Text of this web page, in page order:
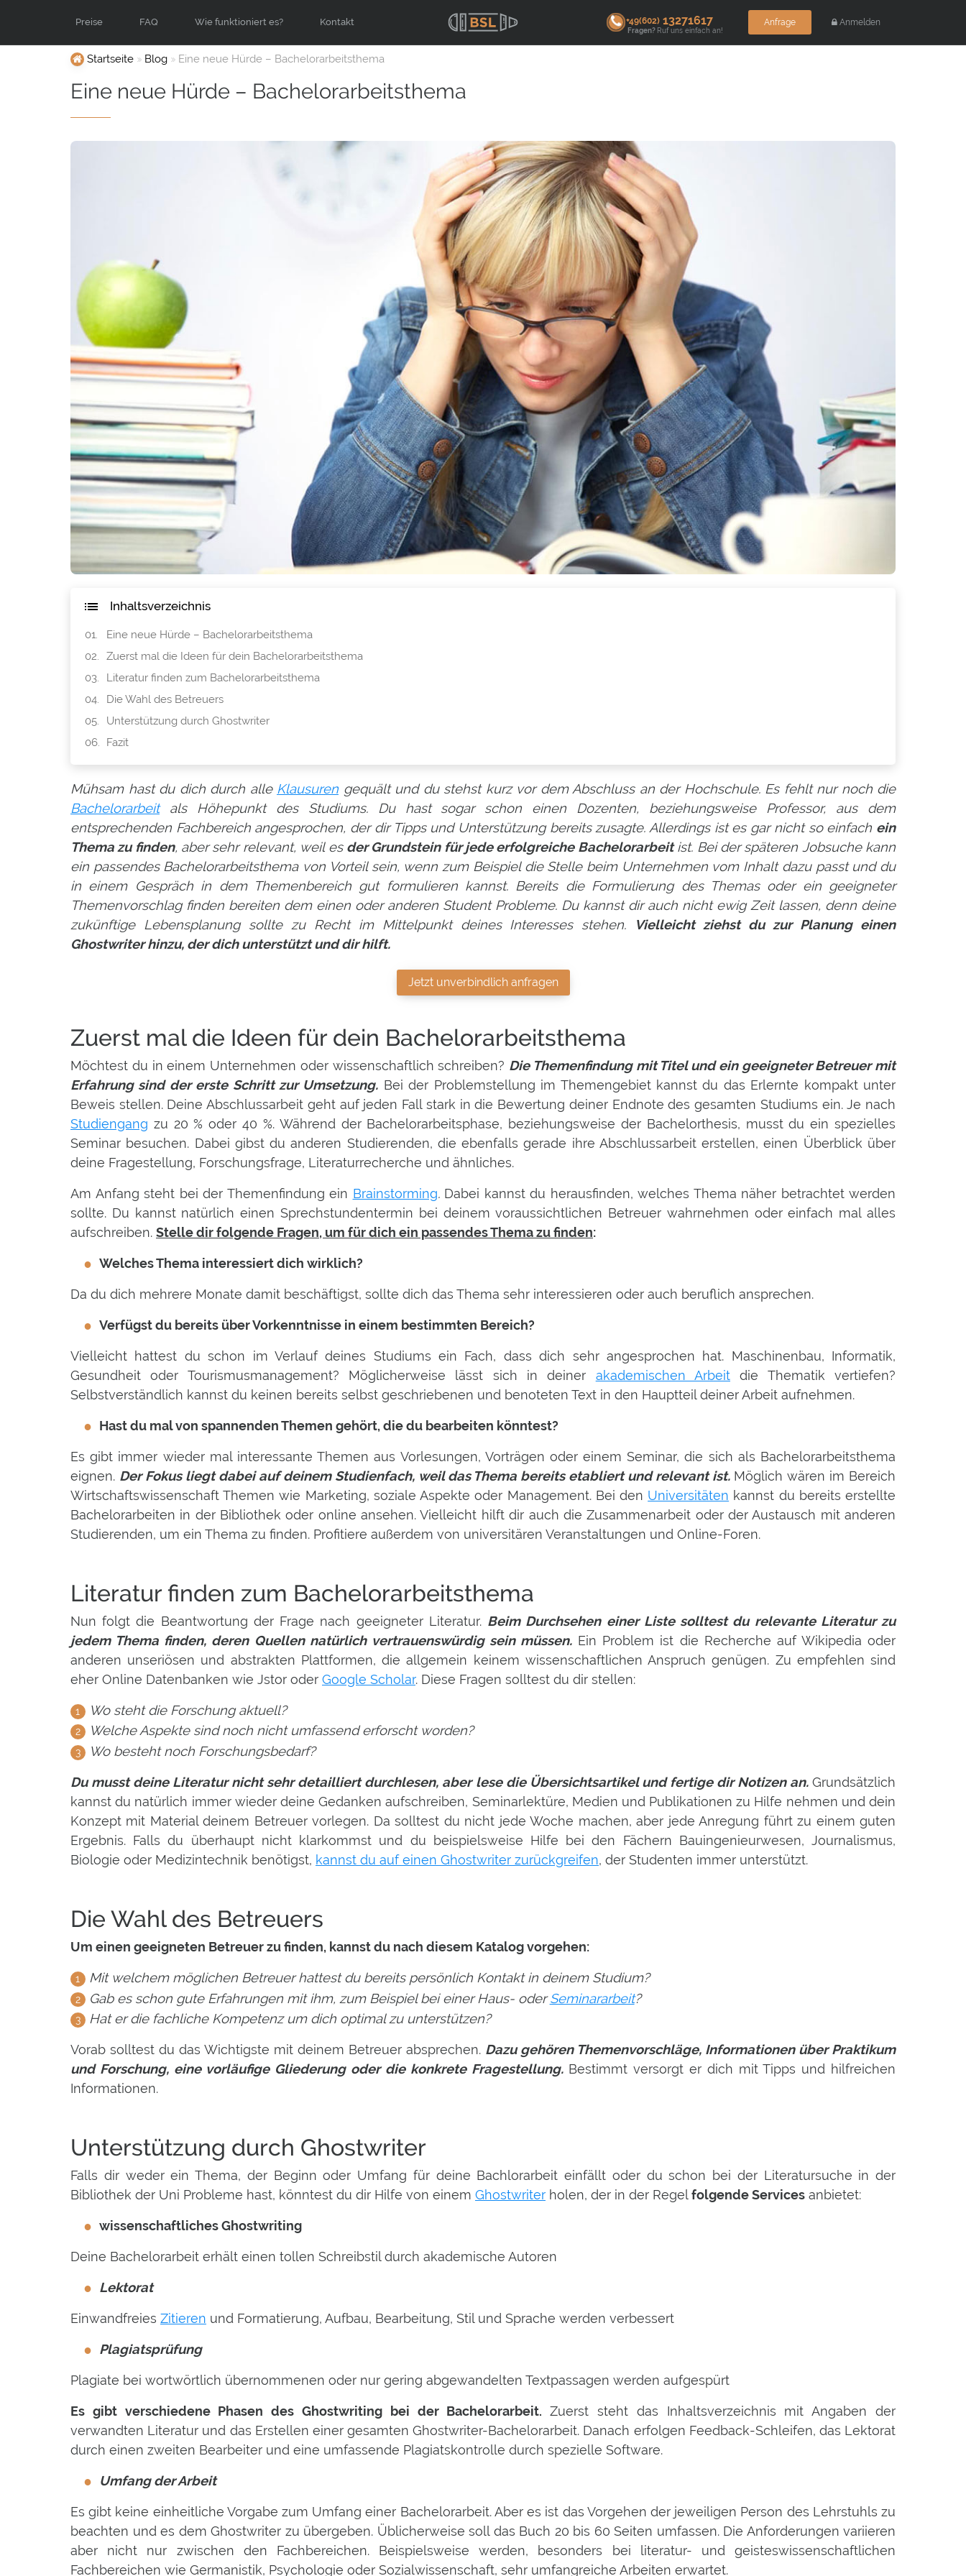
Preise FAQ Wie funktioniert es? Kontakt +49(602) 13271617
Fragen? Ruf uns einfach an!
Anfrage Anmelden
Startseite Blog Eine neue Hürde – Bachelorarbeitsthema
Eine neue Hürde – Bachelorarbeitsthema
Inhaltsverzeichnis
Eine neue Hürde – Bachelorarbeitsthema
Zuerst mal die Ideen für dein Bachelorarbeitsthema
Literatur finden zum Bachelorarbeitsthema
Die Wahl des Betreuers
Unterstützung durch Ghostwriter
Fazit
Mühsam hast du dich durch alle Klausuren gequält und du stehst kurz vor dem Abschluss an der Hochschule. Es fehlt nur noch die
Bachelorarbeitals Höhepunkt des Studiums. Du hast sogar schon einen Dozenten, beziehungsweise Professor, aus dem
entsprechenden Fachbereich angesprochen, der dir Tipps und Unterstützung bereits zusagte. Allerdings ist es gar nicht so einfach ein
Thema zu finden, aber sehr relevant, weil es der Grundstein für jede erfolgreiche Bachelorarbeitist. Bei der späteren Jobsuche kann
ein passendes Bachelorarbeitsthema von Vorteil sein, wenn zum Beispiel die Stelle beim Unternehmen vom Inhalt dazu passt und du
in einem Gespräch in dem Themenbereich gut formulieren kannst. Bereits die Formulierung des Themas oder ein geeigneter
Themenvorschlag finden bereiten dem einen oder anderen Student Probleme. Du kannst dir auch nicht ewig Zeit lassen, denn deine
zukünftige Lebensplanung sollte zu Recht im Mittelpunkt deines Interesses stehen.
Vielleicht ziehst du zur Planung einen
Ghostwriter hinzu, der dich unterstützt und dir hilft.
Jetzt unverbindlich anfragen
Zuerst mal die Ideen für dein Bachelorarbeitsthema
Möchtest du in einem Unternehmen oder wissenschaftlich schreiben? Die Themenfindung mit Titel und ein geeigneter Betreuer mit
Erfahrung sind der erste Schritt zur Umsetzung. Bei der Problemstellung im Themengebiet kannst du das Erlernte kompakt unter
Beweis stellen. Deine Abschlussarbeit geht auf jeden Fall stark in die Bewertung deiner Endnote des gesamten Studiums ein. Je nach
Studiengang zu 20 % oder 40 %. Während der Bachelorarbeitsphase, beziehungsweise der Bachelorthesis, musst du ein spezielles
Seminar besuchen. Dabei gibst du anderen Studierenden, die ebenfalls gerade ihre Abschlussarbeit erstellen, einen Überblick über
deine Fragestellung, Forschungsfrage, Literaturrecherche und ähnliches.
Am Anfang steht bei der Themenfindung ein Brainstorming.Dabei kannst du herausfinden, welches Thema näher betrachtet werden
sollte. Du kannst natürlich einen Sprechstundentermin bei deinem voraussichtlichen Betreuer wahrnehmen oder einfach mal alles
aufschreiben. Stelle dir folgende Fragen, um für dich ein passendes Thema zu finden:
Welches Thema interessiert dich wirklich?
Da du dich mehrere Monate damit beschäftigst, sollte dich das Thema sehr interessieren oder auch beruflich ansprechen.
Verfügst du bereits über Vorkenntnisse in einem bestimmten Bereich?
Vielleicht hattest du schon im Verlauf deines Studiums ein Fach, dass dich sehr angesprochen hat. Maschinenbau, Informatik,
Gesundheit oder Tourismusmanagement? Möglicherweise lässt sich in deiner akademischen Arbeit die Thematik vertiefen?
Selbstverständlich kannst du keinen bereits selbst geschriebenen und benoteten Text in den Hauptteil deiner Arbeit aufnehmen.
Hast du mal von spannenden Themen gehört, die du bearbeiten könntest?
Es gibt immer wieder mal interessante Themen aus Vorlesungen, Vorträgen oder einem Seminar, die sich als Bachelorarbeitsthema
eignen. Der Fokus liegt dabei auf deinem Studienfach, weil das Thema bereits etabliert und relevant ist. Möglich wären im Bereich
Wirtschaftswissenschaft Themen wie Marketing, soziale Aspekte oder Management. Bei den Universitäten kannst du bereits erstellte
Bachelorarbeiten in der Bibliothek oder online ansehen. Vielleicht hilft dir auch die Zusammenarbeit oder der Austausch mit anderen
Studierenden, um ein Thema zu finden. Profitiere außerdem von universitären Veranstaltungen und Online-Foren.
Literatur finden zum Bachelorarbeitsthema
Nun folgt die Beantwortung der Frage nach geeigneter Literatur. Beim Durchsehen einer Liste solltest du relevante Literatur zu
jedem Thema finden, deren Quellen natürlich vertrauenswürdig sein müssen. Ein Problem ist die Recherche auf Wikipedia oder
anderen unseriösen und abstrakten Plattformen, die allgemein keinem wissenschaftlichen Anspruch genügen. Zu empfehlen sind
eher Online Datenbanken wie Jstor oder Google Scholar. Diese Fragen solltest du dir stellen:
Wo steht die Forschung aktuell?
Welche Aspekte sind noch nicht umfassend erforscht worden?
Wo besteht noch Forschungsbedarf?
Du musst deine Literatur nicht sehr detailliert durchlesen, aber lese die Übersichtsartikel und fertige dir Notizen an. Grundsätzlich
kannst du natürlich immer wieder deine Gedanken aufschreiben, Seminarlektüre, Medien und Publikationen zu Hilfe nehmen und dein
Konzept mit Material deinem Betreuer vorlegen. Da solltest du nicht jede Woche machen, aber jede Anregung führt zu einem guten
Ergebnis. Falls du überhaupt nicht klarkommst und du beispielsweise Hilfe bei den Fächern Bauingenieurwesen, Journalismus,
Biologie oder Medizintechnik benötigst, kannst du auf einen Ghostwriter zurückgreifen, der Studenten immer unterstützt.
Die Wahl des Betreuers
Um einen geeigneten Betreuer zu finden, kannst du nach diesem Katalog vorgehen:
Mit welchem möglichen Betreuer hattest du bereits persönlich Kontakt in deinem Studium?
Gab es schon gute Erfahrungen mit ihm, zum Beispiel bei einer Haus- oderSeminararbeit?
Hat er die fachliche Kompetenz um dich optimal zu unterstützen?
Vorab solltest du das Wichtigste mit deinem Betreuer absprechen. Dazu gehören Themenvorschläge, Informationen über Praktikum
und Forschung, eine vorläufige Gliederung oder die konkrete Fragestellung.Bestimmt versorgt er dich mit Tipps und hilfreichen
Informationen.
Unterstützung durch Ghostwriter
Falls dir weder ein Thema, der Beginn oder Umfang für deine Bachlorarbeit einfällt oder du schon bei der Literatursuche in der
Bibliothek der Uni Probleme hast, könntest du dir Hilfe von einem Ghostwriter holen, der in der Regelfolgende Services anbietet:
wissenschaftliches Ghostwriting
Deine Bachelorarbeit erhält einen tollen Schreibstil durch akademische Autoren
Lektorat
Einwandfreies Zitieren und Formatierung, Aufbau, Bearbeitung, Stil und Sprache werden verbessert
Plagiatsprüfung
Plagiate bei wortwörtlich übernommenen oder nur gering abgewandelten Textpassagen werden aufgespürt
Es gibt verschiedene Phasen des Ghostwriting bei der Bachelorarbeit.Zuerst steht das Inhaltsverzeichnis mit Angaben der
verwandten Literatur und das Erstellen einer gesamten Ghostwriter-Bachelorarbeit. Danach erfolgen Feedback-Schleifen, das Lektorat
durch einen zweiten Bearbeiter und eine umfassende Plagiatskontrolle durch spezielle Software.
Umfang der Arbeit
Es gibt keine einheitliche Vorgabe zum Umfang einer Bachelorarbeit. Aber es ist das Vorgehen der jeweiligen Person des Lehrstuhls zu
beachten und es dem Ghostwriter zu übergeben. Üblicherweise soll das Buch 20 bis 60 Seiten umfassen. Die Anforderungen variieren
aber nicht nur zwischen den Fachbereichen. Beispielsweise werden, besonders bei literatur- und geisteswissenschaftlichen
Fachbereichen wie Germanistik, Psychologie oder Sozialwissenschaft, sehr umfangreiche Arbeiten erwartet.